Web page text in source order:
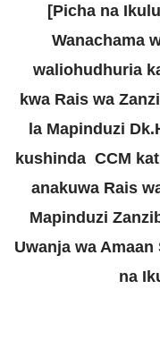
[Picha na
Wanachama
waliohudhuria
kwa Rais wa
la Mapinduzi
kushinda CCM
anakuwa Rais
Mapinduzi
Uwanja wa
na